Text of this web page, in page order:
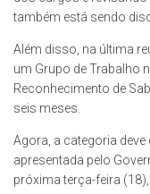
também está sendo
Além disso, na última
um Grupo de Trabalho
Reconhecimento de
seis meses.
Agora, a categoria
apresentada pelo
próxima terça-feira